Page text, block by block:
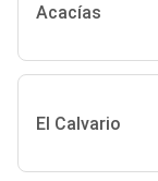
Acacías
El Calvario